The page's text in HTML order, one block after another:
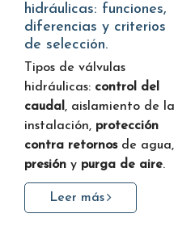
hidráulicas: funciones,
diferencias y criterios
de selección.
Tipos de válvulas
hidráulicas: control del
caudal , aislamiento de la
instalación, protección
contra retornosde agua,
presión y purga de aire.
Leer más